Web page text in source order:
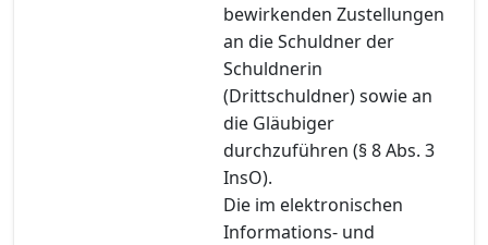
bewirkenden Zustellungen
an die Schuldner der
Schuldnerin
(Drittschuldner) sowie an
die Gläubiger
durchzuführen (§ 8 Abs. 3
InsO).
Die im elektronischen
Informations- und